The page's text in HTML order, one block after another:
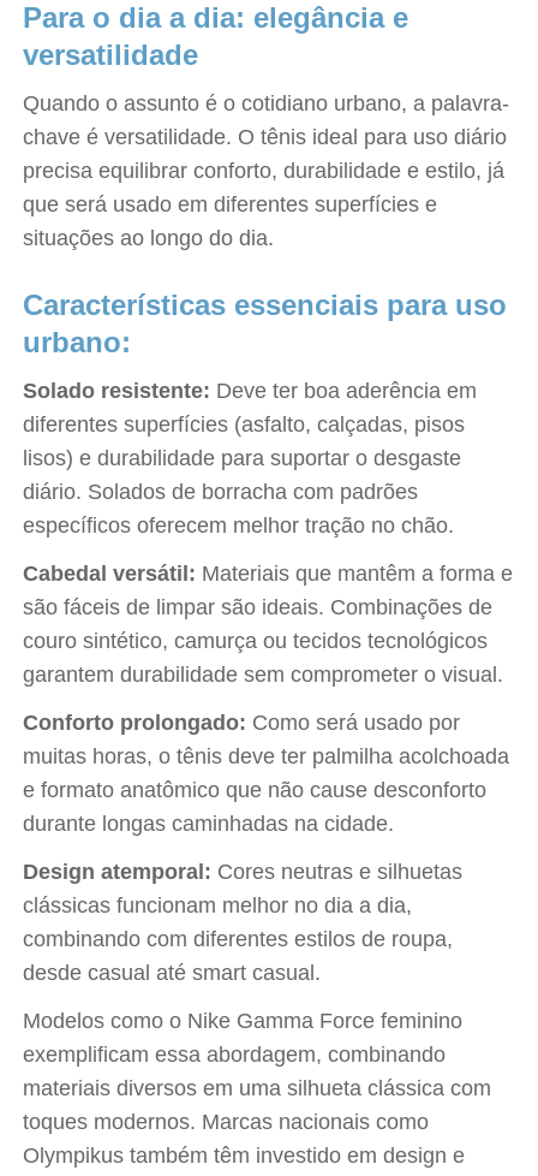
Para o dia a dia: elegância e
versatilidade
Quando o assunto é o cotidiano urbano, a palavra-
chave é versatilidade. O tênis ideal para uso diário
precisa equilibrar conforto, durabilidade e estilo, já
que será usado em diferentes superfícies e
situações ao longo do dia.
Características essenciais para uso
urbano:
Solado resistente: Deve ter boa aderência em
diferentes superfícies (asfalto, calçadas, pisos
lisos) e durabilidade para suportar o desgaste
diário. Solados de borracha com padrões
específicos oferecem melhor tração no chão.
Cabedal versátil: Materiais que mantêm a forma e
são fáceis de limpar são ideais. Combinações de
couro sintético, camurça ou tecidos tecnológicos
garantem durabilidade sem comprometer o visual.
Conforto prolongado: Como será usado por
muitas horas, o tênis deve ter palmilha acolchoada
e formato anatômico que não cause desconforto
durante longas caminhadas na cidade.
Design atemporal: Cores neutras e silhuetas
clássicas funcionam melhor no dia a dia,
combinando com diferentes estilos de roupa,
desde casual até smart casual.
Modelos como o Nike Gamma Force feminino
exemplificam essa abordagem, combinando
materiais diversos em uma silhueta clássica com
toques modernos. Marcas nacionais como
Olympikus também têm investido em design e